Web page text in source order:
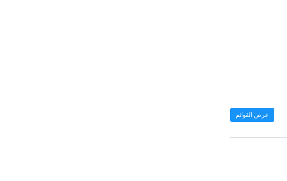
عرض القوائم